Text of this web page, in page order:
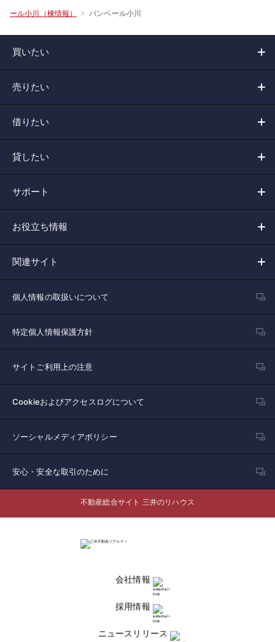
ール小川（棟情報） バンベール小川
買いたい
売りたい
借りたい
貸したい
サポート
お役立ち情報
関連サイト
個人情報の取扱いについて
特定個人情報保護方針
サイトご利用上の注意
Cookieおよびアクセスログについて
ソーシャルメディアポリシー
安心・安全な取引のために
不動産総合サイト 三井のリハウス
会社情報
採用情報
ニュースリリース